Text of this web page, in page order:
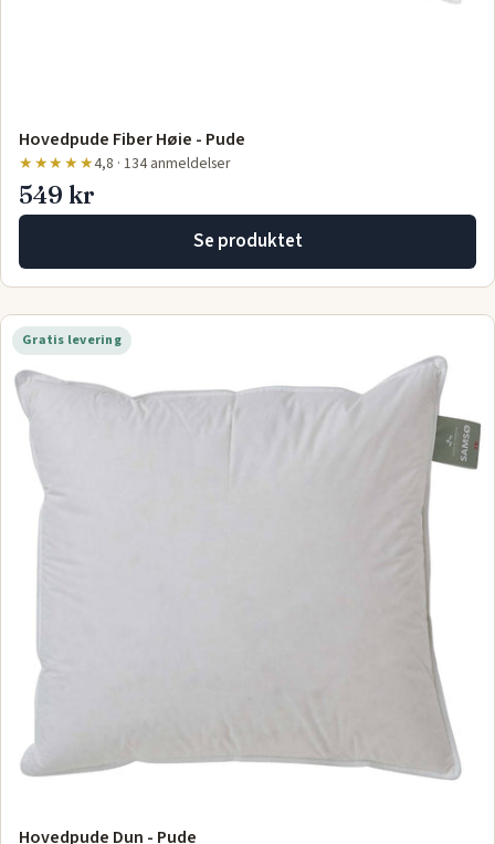
Hovedpude Fiber Høie - Pude
★★★★★4,8 · 134 anmeldelser
549 kr
Se produktet
Gratis levering
Hovedpude Dun - Pude